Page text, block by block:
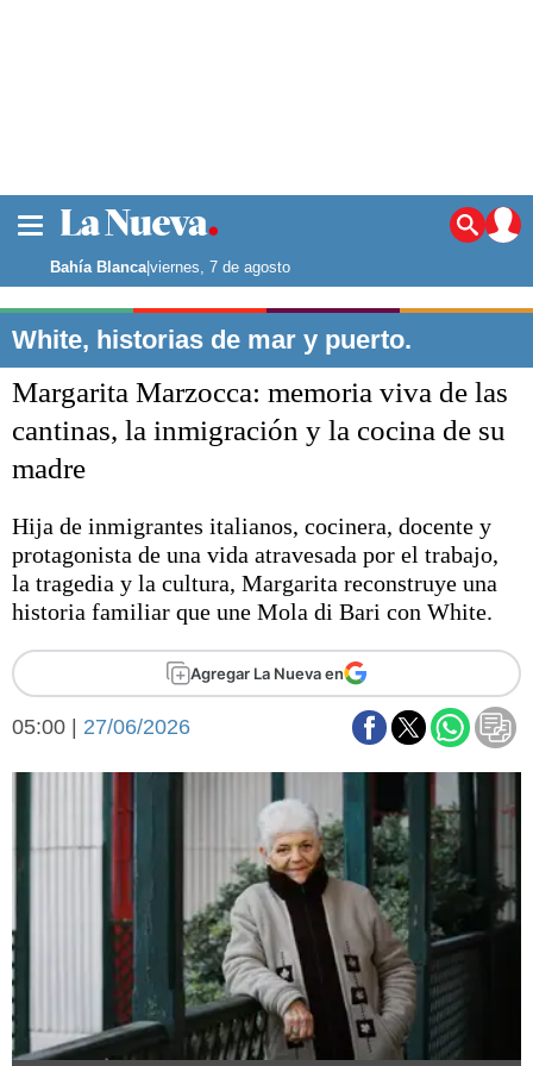
Noticias
La ciudad
Punta Alta
El país
El mundo
Seguridad
Liga del Sur
Básquetbol
Fútbol
Federal A
Arte y cultura
Cines
Economía y campo
Economía y finanzas
Con el campo
Espacio empresas
Sociedad y tiempo
Sociedad
Tecnología
Turismo
Salud
Es viral
Clasificados
Bahía Blanca|viernes, 7 de agosto
White, historias de mar y puerto.
Margarita Marzocca: memoria viva de las
cantinas, la inmigración y la cocina de su
madre
Hija de inmigrantes italianos, cocinera, docente y
protagonista de una vida atravesada por el trabajo,
la tragedia y la cultura, Margarita reconstruye una
historia familiar que une Mola di Bari con White.
Agregar La Nueva en
05:00 | 27/06/2026